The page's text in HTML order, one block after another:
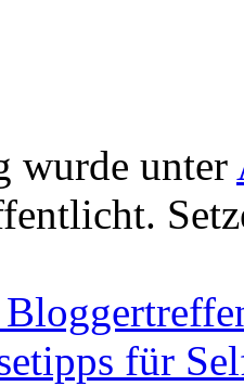
wurde unter
für